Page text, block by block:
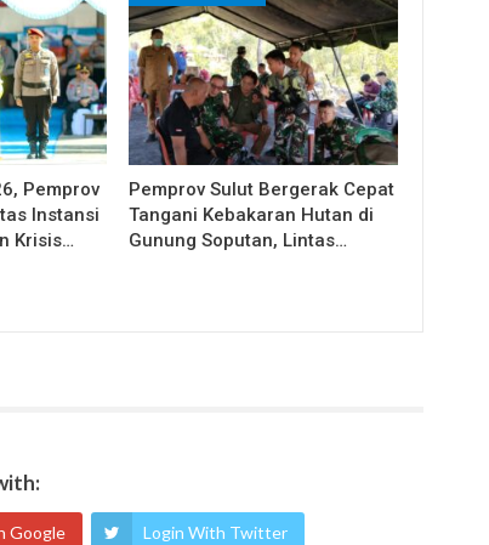
Pemprov
Instansi
Krisis…
Pemprov Sulut Bergerak Cepat
Tangani Kebakaran Hutan di
Gunung Soputan, Lintas…
Google Login With Twitter